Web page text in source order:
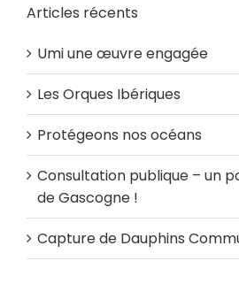
Articles récents
Umi une œuvre engagée
Les Orques Ibériques
Protégeons nos océans
Consultation publique – un
de Gascogne !
Capture de Dauphins